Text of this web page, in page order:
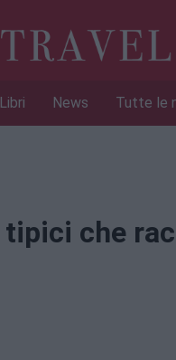
Libri News Tutte le
che